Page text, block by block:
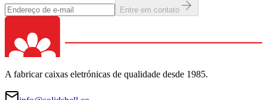
Entre em contato
A fabricar caixas eletrónicas de qualidade desde 1985.